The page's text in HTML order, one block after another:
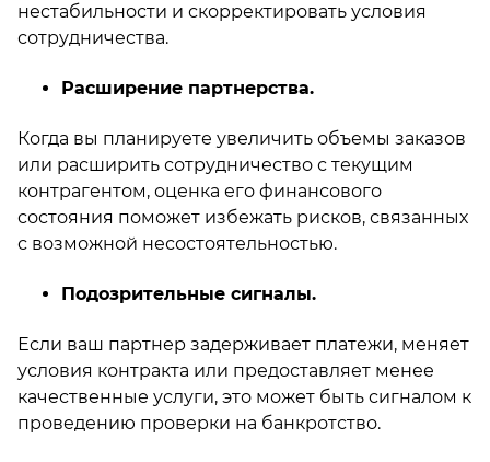
нестабильности и скорректировать условия
сотрудничества.
Расширение партнерства.
Когда вы планируете увеличить объемы заказов
или расширить сотрудничество с текущим
контрагентом, оценка его финансового
состояния поможет избежать рисков, связанных
с возможной несостоятельностью.
Подозрительные сигналы.
Если ваш партнер задерживает платежи, меняет
условия контракта или предоставляет менее
качественные услуги, это может быть сигналом к
проведению проверки на банкротство.